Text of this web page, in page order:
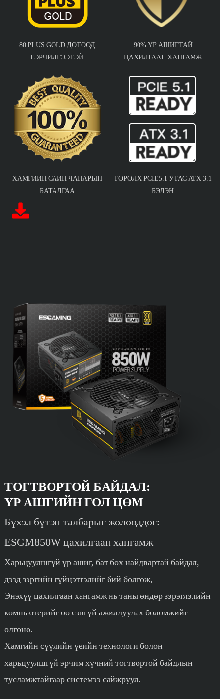
80 PLUS GOLD ДОТООД
ГЭРЧИЛГЭЭТЭЙ
90% ҮР АШИГТАЙ
ЦАХИЛГААН ХАНГАМЖ
ХАМГИЙН САЙН ЧАНАРЫН
БАТАЛГАА
ТӨРӨЛХ PCIE5.1 УТАС ATX 3.1
БЭЛЭН
ТОГТВОРТОЙ БАЙДАЛ:
ҮР АШГИЙН ГОЛ ЦӨМ
Бүхэл бүтэн талбарыг жолооддог:
ESGM850W цахилгаан хангамж
Харьцуулшгүй үр ашиг, бат бөх найдвартай байдал,
дээд зэргийн гүйцэтгэлийг бий болгож,
Энэхүү цахилгаан хангамж нь таны өндөр зэрэглэлийн
компьютерийг өө сэвгүй ажиллуулах боломжийг
олгоно.
Хамгийн сүүлийн үеийн технологи болон
харьцуулшгүй эрчим хүчний тогтвортой байдлын
тусламжтайгаар системээ сайжруул.